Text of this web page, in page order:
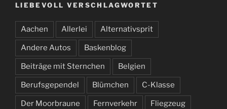
LIEBEVOLL VERSCHLAGWORTET
Aachen Allerlei Alternativsprit
Andere Autos Baskenblog
Beiträge mit Sternchen Belgien
Berufsgependel Blümchen C-Klasse
Der Moorbraune Fernverkehr Fliegzeug